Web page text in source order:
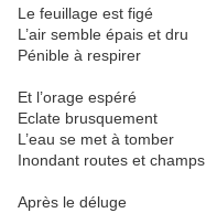
Le feuillage est figé
L’air semble épais et dru
Pénible à respirer
Et l’orage espéré
Eclate brusquement
L’eau se met à tomber
Inondant routes et champs
Après le déluge